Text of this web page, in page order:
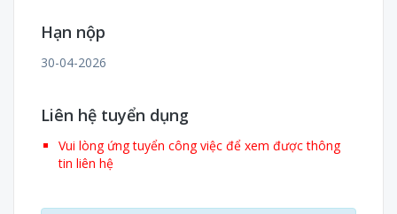
Hạn nộp
30-04-2026
Liên hệ tuyển dụng
Vui lòng ứng tuyển công việc để xem được thông
tin liên hệ